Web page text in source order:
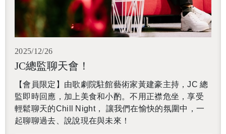
2025/12/26
JC總監聊天會！
【會員限定】由歌劇院駐館藝術家黃建豪主持，JC 總
監即時回應，加上美食和小酌。不用正襟危坐，享受
輕鬆聊天的Chill Night， 讓我們在愉快的氛圍中，一
起聊聊過去、說說現在與未來！